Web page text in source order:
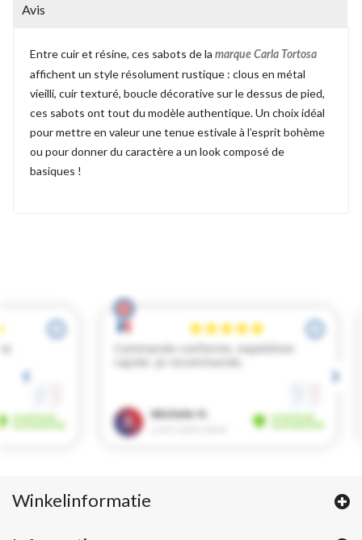
Avis
Entre cuir et résine, ces sabots de la marque Carla Tortosa
affichent un style résolument rustique : clous en métal
vieilli, cuir texturé, boucle décorative sur le dessus de pied,
ces sabots ont tout du modèle authentique. Un choix idéal
pour mettre en valeur une tenue estivale à l’esprit bohème
ou pour donner du caractère a un look composé de
basiques !
Winkelinformatie